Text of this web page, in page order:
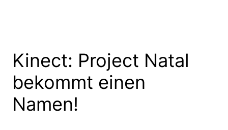
Kinect: Project Natal
bekommt einen
Namen!